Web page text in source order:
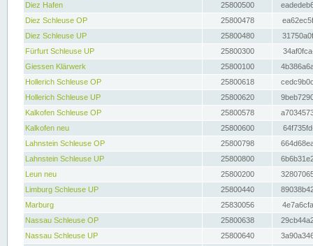
Diez Hafen
25800500
Diez Schleuse OP
25800478
Diez Schleuse UP
25800480
Fürfurt Schleuse UP
25800300
Giessen Klärwerk
25800100
Hollerich Schleuse OP
25800618
Hollerich Schleuse UP
25800620
Kalkofen Schleuse OP
25800578
Kalkofen neu
25800600
Lahnstein Schleuse OP
25800798
Lahnstein Schleuse UP
25800800
Leun neu
25800200
Limburg Schleuse UP
25800440
Marburg
25830056
Nassau Schleuse OP
25800638
Nassau Schleuse UP
25800640